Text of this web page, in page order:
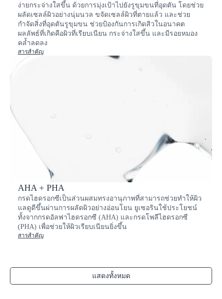
ง่ายกระจ่างใสขึ้น ด้วยการมุ่งเป้าไปยังรูขุมขนที่อุดตัน โดยช่วย
ผลัดเซลล์ผิวอย่างนุ่มนวล ขจัดเซลล์ผิวที่ตายแล้ว และช่วย
กำจัดสิ่งที่อุดตันรูขุมขน ช่วยป้องกันการเกิดสิวในอนาคต
ผลลัพธ์ที่เกิดคือผิวที่เรียบเนียน กระจ่างใสขึ้น และมีรอยหมอง
คล้ำลดลง
สารสำคัญ
AHA + PHA
กรดไฮดรอกซีเป็นส่วนผสมทรงอานุภาพที่สามารถช่วยทำให้ผิว
แลดูดีขึ้นผ่านการผลัดผิวอย่างอ่อนโยน ยูเซอรินใช้ประโยชน์
ทั้งจากกรดอัลฟาไฮดรอกซี (AHA) และกรดโพลีไฮดรอกซี
(PHA) เพื่อช่วยให้ผิวเรียบเนียนยิ่งขึ้น
สารสำคัญ
แสดงทั้งหมด